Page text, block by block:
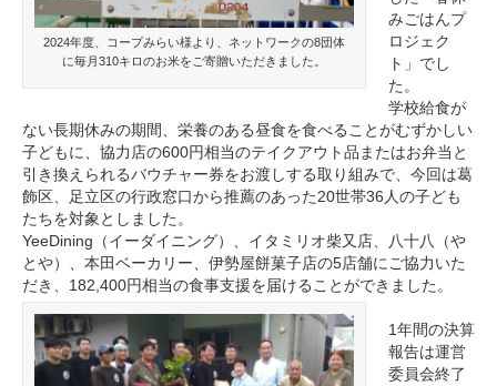
2024年度、コープみらい様より、ネットワークの8団体
に毎月310キロのお米をご寄贈いただきました。
みごはんプ
ロジェク
ト」でし
た。
学校給食が
ない長期休みの期間、栄養のある昼食を食べることがむずかしい
子どもに、協力店の600円相当のテイクアウト品またはお弁当と
引き換えられるバウチャー券をお渡しする取り組みで、今回は葛
飾区、足立区の行政窓口から推薦のあった20世帯36人の子ども
たちを対象としました。
YeeDining（イーダイニング）、イタミリオ柴又店、八十八（や
とや）、本田ベーカリー、伊勢屋餅菓子店の5店舗にご協力いた
だき、182,400円相当の食事支援を届けることができました。
1年間の決算
報告は運営
委員会終了